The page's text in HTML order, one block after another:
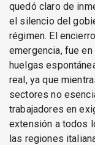
quedó claro de
el silencio del
régimen. El
emergencia, fue
huelgas
real, ya que
sectores no
trabajadores en
extensión a todos
las regiones